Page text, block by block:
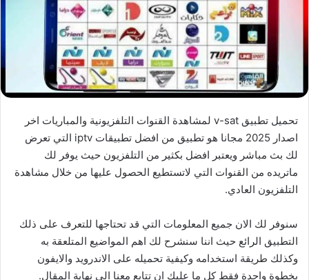
تحميل تطبيق v-sat لمشاهدة القنوات التلفزيونية والمباريات اخر
اصدار 2025 مجانا هو تطبيق من افضل تطبيقات iptv التي تعرض
لك بث مباشر ويعتبر افضل بكثير من التلفزيون حيث يوفر لك
ماتريده من القنوات التي لاتستطيع الحصول عليها من خلال مشاهدة
التلفزيون العادي.
سنوفر لك الان جميع المعلومات التي قد تحتاجها للتعرف على ذلك
التطبيق الرائع حيث اننا سنشرح لك اهم المواضيع المتلعقة به
وكذلك طريقة استخدامه وكيفية تحميله على الاندرويد والايفون
بخطوة واحدة فقط كل ما عليك ان تتابع معنا الى نهاية المقال.